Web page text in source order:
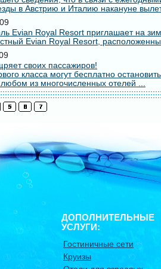
в Австрию и Италию накануне
Evian Royal Resort приглашает на
Evian Royal Resort,
своих пассажиров!
класса могут бесплатно
из многочисленных отелей ...
ДОПОЛНИТЕЛЬНЫЕ
УСЛУГИ:
Гостиничные сети
Круизы